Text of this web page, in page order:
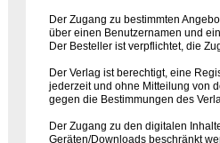
Der Zugang zu bestimmten
über einen Benutzernamen und
Der Besteller ist verpflichtet, die
Der Verlag ist berechtigt, eine
jederzeit und ohne Mitteilung von
gegen die Bestimmungen des
Der Zugang zu den digitalen
Geräten/Downloads beschränkt